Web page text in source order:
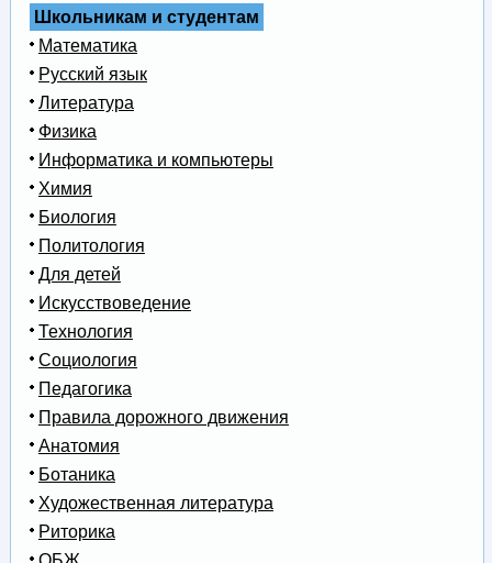
Школьникам и студентам
Математика
Русский язык
Литература
Физика
Информатика и компьютеры
Химия
Биология
Политология
Для детей
Искусствоведение
Технология
Социология
Педагогика
Правила дорожного движения
Анатомия
Ботаника
Художественная литература
Риторика